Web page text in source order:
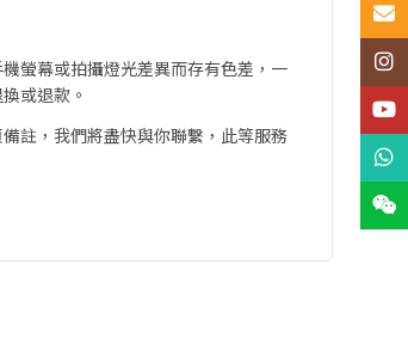
螢幕或拍攝燈光差異而存有色差，一
或退款。
註，我們將盡快與你聯繫，此等服務
Email